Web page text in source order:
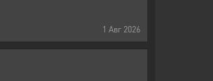
1 Авг 2026